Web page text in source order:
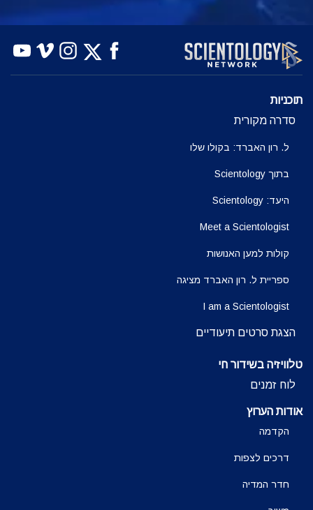
צפה בדוק את הסדרה
תוכניות
סדרה מקורית
ל. רון האברד: בקולו שלו
בתוך Scientology
היעד: Scientology
Meet a Scientologist
קולות למען האנושות
ספריית ל. רון האברד מציגה
I am a Scientologist
הצגת סרטים תיעודיים
טלוויזיה בשידור חי
לוח זמנים
אודות הערוץ
הקדמה
דרכים לצפות
חדר המדיה